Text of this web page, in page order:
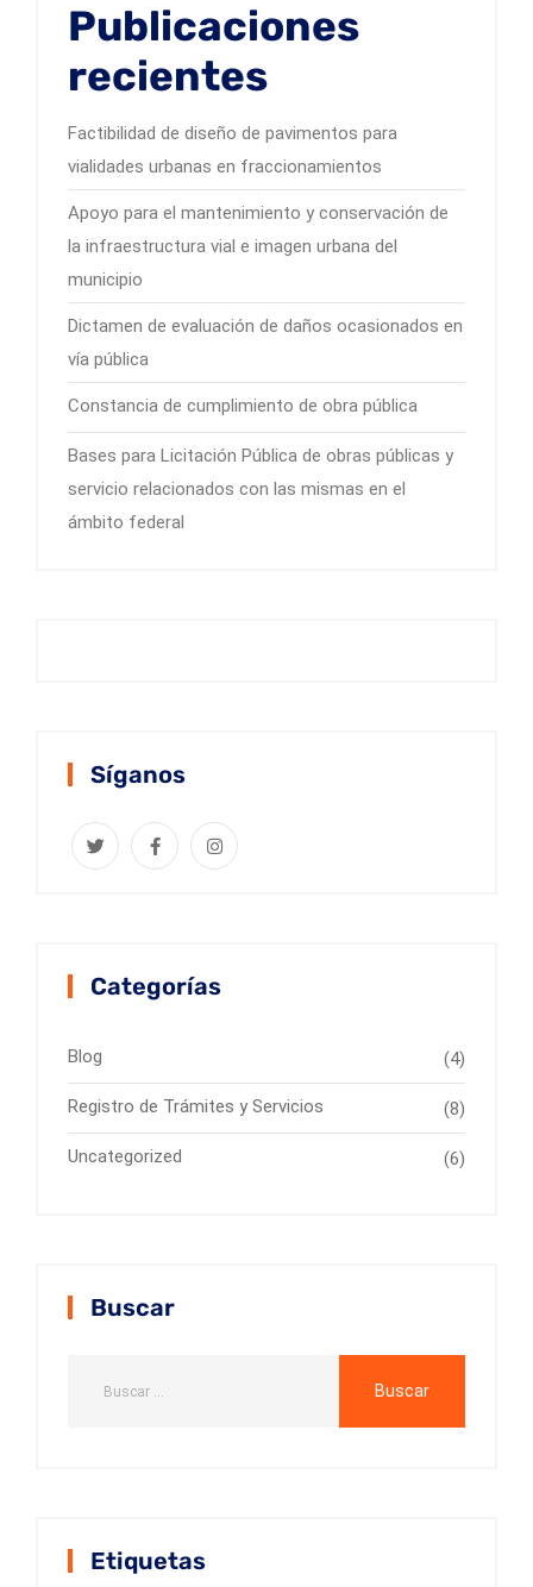
Publicaciones
recientes
Factibilidad de diseño de pavimentos para
vialidades urbanas en fraccionamientos
Apoyo para el mantenimiento y conservación de
la infraestructura vial e imagen urbana del
municipio
Dictamen de evaluación de daños ocasionados en
vía pública
Constancia de cumplimiento de obra pública
Bases para Licitación Pública de obras públicas y
servicio relacionados con las mismas en el
ámbito federal
Síganos
Categorías
Blog (4)
Registro de Trámites y Servicios (8)
Uncategorized (6)
Buscar
Etiquetas